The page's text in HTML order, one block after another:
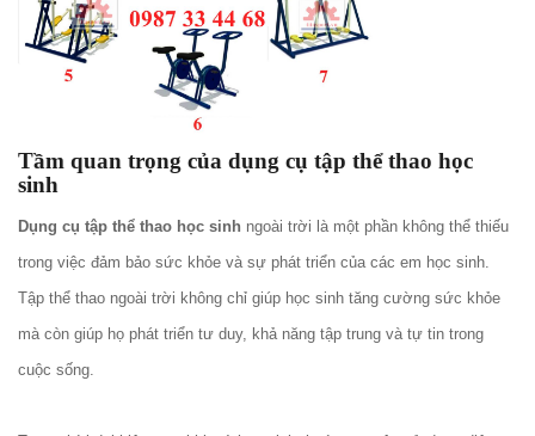
Tầm quan trọng của dụng cụ tập thể thao học
sinh
Dụng cụ tập thể thao học sinh ngoài trời là một phần không thể thiếu
trong việc đảm bảo sức khỏe và sự phát triển của các em học sinh.
Tập thể thao ngoài trời không chỉ giúp học sinh tăng cường sức khỏe
mà còn giúp họ phát triển tư duy, khả năng tập trung và tự tin trong
cuộc sống.